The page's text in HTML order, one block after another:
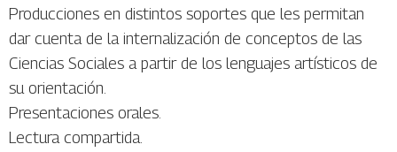
Producciones en distintos soportes que les permitan
dar cuenta de la internalización de conceptos de las
Ciencias Sociales a partir de los lenguajes artísticos de
su orientación.
Presentaciones orales.
Lectura compartida.